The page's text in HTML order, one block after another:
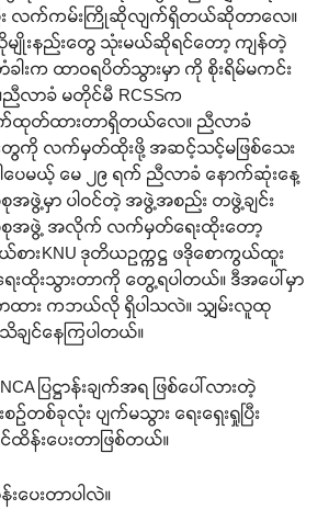
ပြီး လက်ကမ်းကြိုဆိုလျက်ရှိတယ်ဆိုတာလေ။
းနည်းတွေ သုံးမယ်ဆိုရင်တော့ ကျန်တဲ့
းက ထာဝရပိတ်သွားမှာ ကို စိုးရိမ်မကင်း
။ညီလာခံ မတိုင်မီ RCSSက
က်ထုတ်ထားတာရှိတယ်လေ။ ညီလာခံ
ကို လက်မှတ်ထိုးဖို့ အဆင့်သင့်မဖြစ်သေး
ေမယ့် မေ ၂၉ ရက် ညီလာခံ နောက်ဆုံးနေ့
မှာ ပါဝင်တဲ့ အဖွဲ့အစည်း တဖွဲ့ချင်း
ဖွဲ့ အလိုက် လက်မှတ်ရေးထိုးတော့
ားKNU ဒုတိယဥက္ကဋ္ဌ ဖဒိုစောကွယ်ထူး
းထိုးသွားတာကို တွေ့ရပါတယ်။ ဒီအပေါ်မှာ
ာထား ကဘယ်လို ရှိပါသလဲ။ သျှမ်းလူထု
ျင်နေကြပါတယ်။
ပြဋ္ဌာန်းချက်အရ ဖြစ်ပေါ်လားတဲ့
းစဉ်တစ်ခုလုံး ပျက်မသွား ရေးရှေးရှုပြီး
ထိန်းပေးတာဖြစ်တယ်။
းပေးတာပါလဲ။